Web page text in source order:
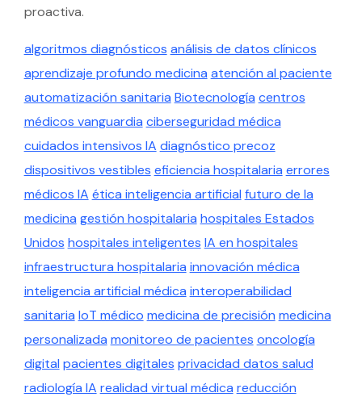
proactiva.
algoritmos diagnósticos análisis de datos clínicos
aprendizaje profundo medicina atención al paciente
automatización sanitaria Biotecnología centros
médicos vanguardia ciberseguridad médica
cuidados intensivos IA diagnóstico precoz
dispositivos vestibles eficiencia hospitalaria errores
médicos IA ética inteligencia artificial futuro de la
medicina gestión hospitalaria hospitales Estados
Unidos hospitales inteligentes IA en hospitales
infraestructura hospitalaria innovación médica
inteligencia artificial médica interoperabilidad
sanitaria IoT médico medicina de precisión medicina
personalizada monitoreo de pacientes oncología
digital pacientes digitales privacidad datos salud
radiología IA realidad virtual médica reducción